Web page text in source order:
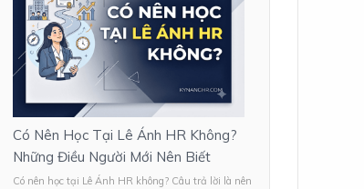
Có Nên Học Tại Lê Ánh HR Không?
Những Điều Người Mới Nên Biết
Có nên học tại Lê Ánh HR không? Câu trả lời là nên